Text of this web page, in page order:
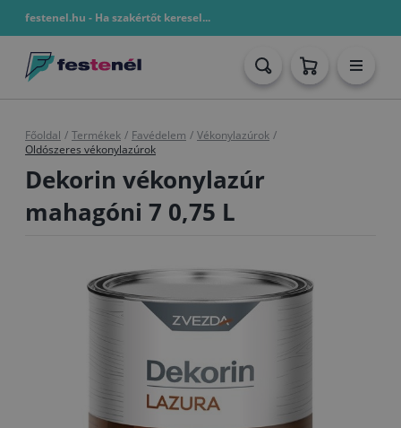
festenel.hu - Ha szakértőt keresel...
Főoldal / Termékek / Favédelem / Vékonylazúrok /
Oldószeres vékonylazúrok
Dekorin vékonylazúr
mahagóni 7 0,75 L